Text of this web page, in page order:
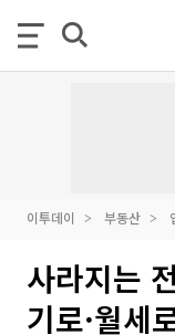
이투데이 부동산
사라지는
기로·월세